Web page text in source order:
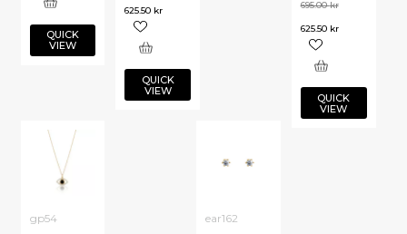
QUICK
VIEW
695.00kr
625.50 kr
QUICK
VIEW
625.50 kr
QUICK
VIEW
ear162
gp54